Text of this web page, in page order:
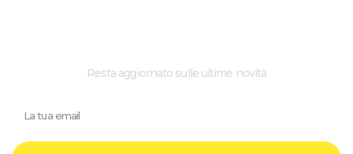
Resta aggiornato sulle ultime novità